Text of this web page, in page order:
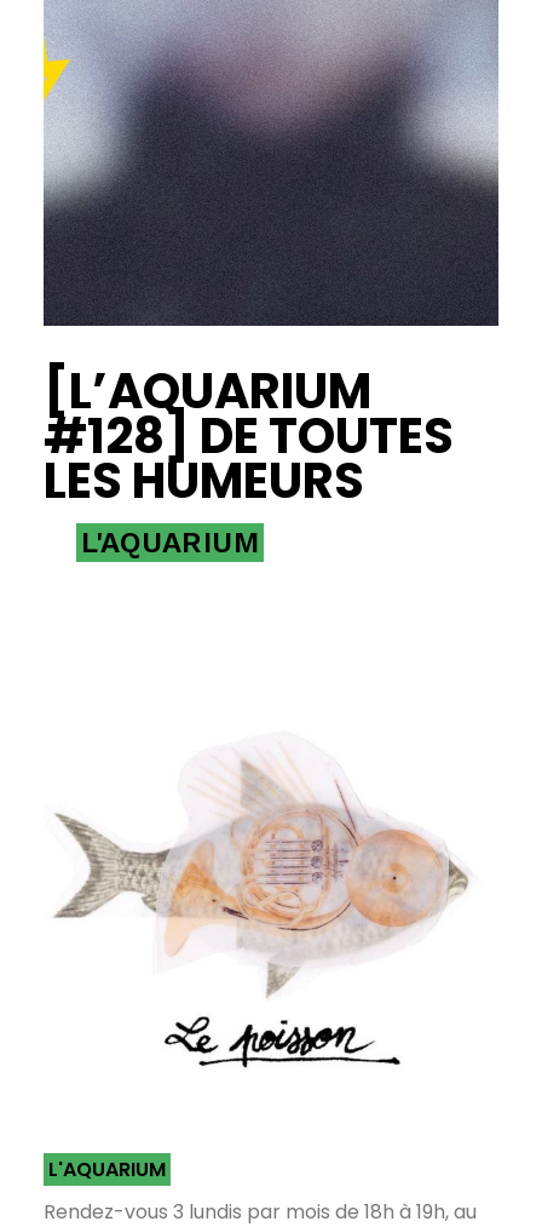
[L’AQUARIUM
#128] DE TOUTES
LES HUMEURS
L'AQUARIUM
L'AQUARIUM
Rendez-vous 3 lundis par mois de 18h à 19h, au